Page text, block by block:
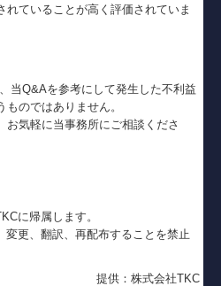
れていることが高く評価されていま
当Q&Aを参考にして発生した不利益
のではありません。
お気軽に当事務所にご相談くださ
に帰属します。
変更、翻訳、再配布することを禁止
提供：株式会社TKC